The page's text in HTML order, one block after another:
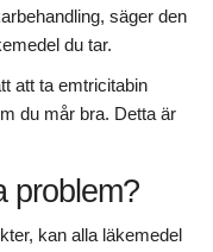
säger den
du tar.
att ta emtricitabin
du mår bra. Detta är
problem?
kan alla läkemedel